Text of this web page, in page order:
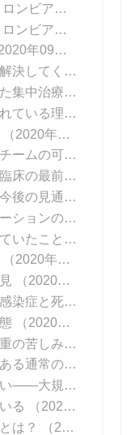
第14回 特別対談 加藤友朗コロンビア大学医学部外科学教授 「いま、専門家に求められているものとは」
第15回 特別対談 加藤友朗コロンビア大学医学部外科学教授 「ニューヨークで行われているPCR検査の意味」
年09月07日 掲載）
第17回 ワクチンはすべてを解決してくれない
第18回 コロナ下で開催された集中治療医学会
第19回 日本の臨床研究が遅れている理由
（2020年10月05日 掲載）
第21回 災害時感染制御支援チームの可能性
第22回 新型コロナ感染症～臨床の最前線
第23回 新型コロナ感染症～今後の見通し
第24回 リスク・コミュニケーションの難しさ
第25回 行政の現場で起こっていたこと
（2020年
（2020年11月16日 掲載）
（2020年11月23日 掲載）
第28回 新型コロナウイルス感染症と死
（2020年
（2020年12月07日 掲載）
第30回 後遺症患者の二重三重の苦しみ
（2020年
第31回 コロナで失われつつある通常の診療
第32回 いま地方都市が危ない――大規模院内クラスターはなぜ起こるのか
る
（2021年01月11日 掲載）
は？
（2021年01月18日 掲載）